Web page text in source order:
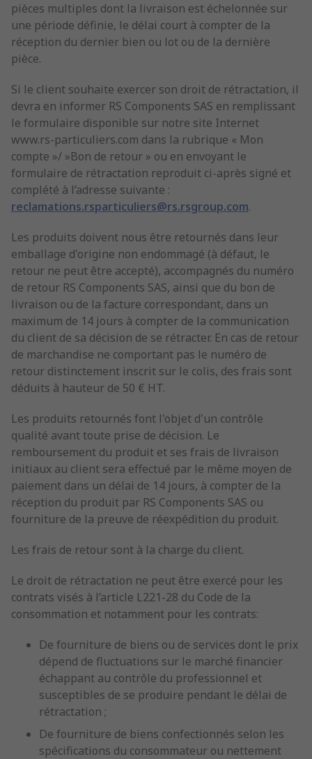
pièces multiples dont la livraison est échelonnée sur
une période définie, le délai court à compter de la
réception du dernier bien ou lot ou de la dernière
pièce.
Si le client souhaite exercer son droit de rétractation, il
devra en informer RS Components SAS en remplissant
le formulaire disponible sur notre site Internet
www.rs-particuliers.com dans la rubrique « Mon
compte »/ »Bon de retour » ou en envoyant le
formulaire de rétractation reproduit ci-après signé et
complété à l’adresse suivante :
reclamations.rsparticuliers@rs.rsgroup.com.
Les produits doivent nous être retournés dans leur
emballage d'origine non endommagé (à défaut, le
retour ne peut être accepté), accompagnés du numéro
de retour RS Components SAS, ainsi que du bon de
livraison ou de la facture correspondant, dans un
maximum de 14 jours à compter de la communication
du client de sa décision de se rétracter. En cas de retour
de marchandise ne comportant pas le numéro de
retour distinctement inscrit sur le colis, des frais sont
déduits à hauteur de 50 € HT.
Les produits retournés font l'objet d'un contrôle
qualité avant toute prise de décision. Le
remboursement du produit et ses frais de livraison
initiaux au client sera effectué par le même moyen de
paiement dans un délai de 14 jours, à compter de la
réception du produit par RS Components SAS ou
fourniture de la preuve de réexpédition du produit.
Les frais de retour sont à la charge du client.
Le droit de rétractation ne peut être exercé pour les
contrats visés à l’article L221-28 du Code de la
consommation et notamment pour les contrats:
De fourniture de biens ou de services dont le prix
dépend de fluctuations sur le marché financier
échappant au contrôle du professionnel et
susceptibles de se produire pendant le délai de
rétractation ;
De fourniture de biens confectionnés selon les
spécifications du consommateur ou nettement